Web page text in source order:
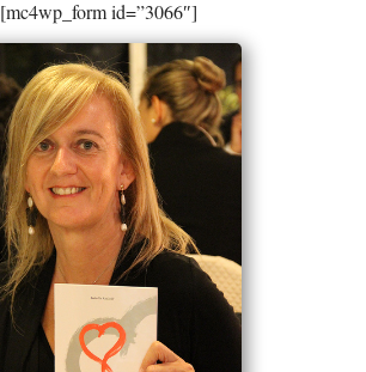
[mc4wp_form id=”3066″]